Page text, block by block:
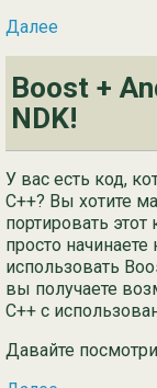
Далее
Boost +
NDK!
У вас есть код,
C++? Вы хотите
портировать
просто
использовать
вы получаете
C++ с
Давайте